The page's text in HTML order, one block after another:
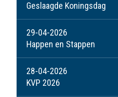
Geslaagde Koningsdag
29-04-2026
Happen en Stappen
28-04-2026
KVP 2026